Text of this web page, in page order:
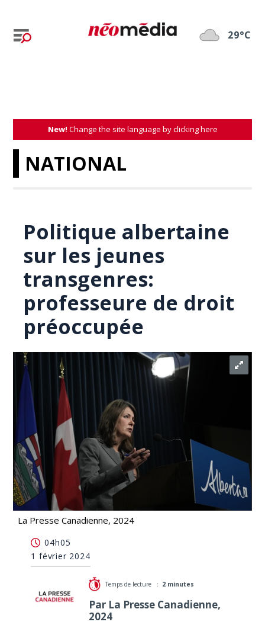
29°C
New! Change the site language by clicking here
NATIONAL
Politique albertaine
sur les jeunes
transgenres:
professeure de droit
préoccupée
La Presse Canadienne, 2024
professeure de droit préoccupée
04h05
1 février 2024
Temps de lecture : 2 minutes
Par La Presse Canadienne,
2024